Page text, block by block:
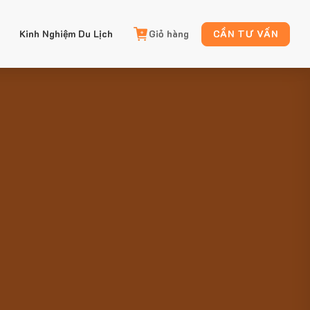
Kinh Nghiệm Du Lịch Giỏ hàng CẦN TƯ VẤN